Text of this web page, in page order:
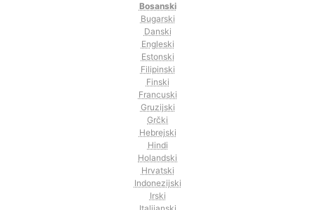
Bosanski
Bugarski
Danski
Engleski
Estonski
Filipinski
Finski
Francuski
Gruzijski
Grčki
Hebrejski
Hindi
Holandski
Hrvatski
Indonezijski
Irski